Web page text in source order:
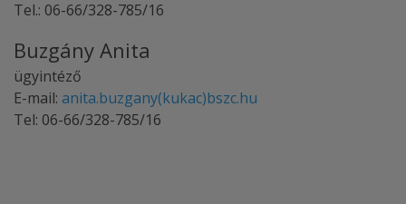
Tel.: 06-66/328-785/16
Buzgány Anita
ügyintéző
E-mail: anita.buzgany(kukac)bszc.hu
Tel: 06-66/328-785/16